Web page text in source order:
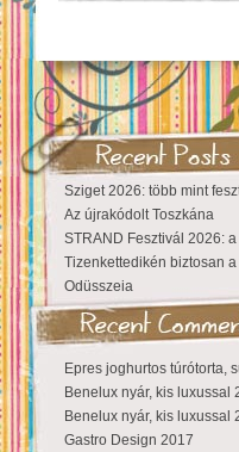
Sziget 2026: több mint
Az újrakódolt Toszkána
STRAND Fesztivál 2026:
Tizenkettedikén biztosan
Odüsszeia
Epres joghurtos túrótorta,
Benelux nyár, kis luxussal
Benelux nyár, kis luxussal
Gastro Design 2017